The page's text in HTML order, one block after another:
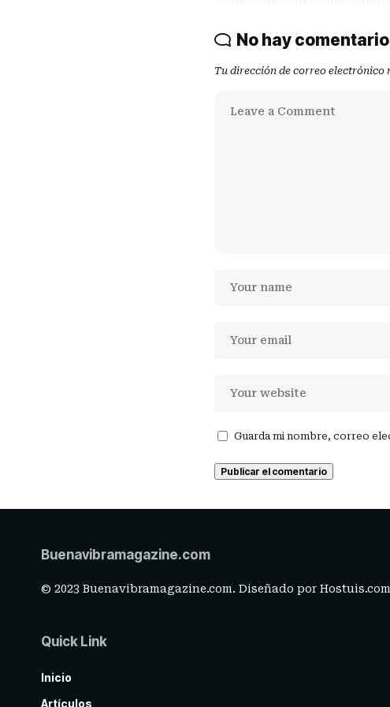
No hay
Tu dirección de correo electrónico
Guarda mi nombre, correo
Buenavibramagazine.com
© 2023 Buenavibramagazine.com. Diseñado por Hostuis.com
Quick Link
Inicio
Artículos